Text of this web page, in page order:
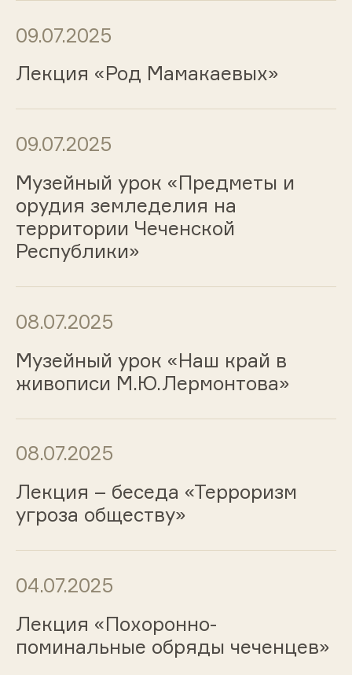
09.07.2025
Лекция «Род Мамакаевых»
09.07.2025
Музейный урок «Предметы и
орудия земледелия на
территории Чеченской
Республики»
08.07.2025
Музейный урок «Наш край в
живописи М.Ю.Лермонтова»
08.07.2025
Лекция – беседа «Терроризм
угроза обществу»
04.07.2025
Лекция «Похоронно-
поминальные обряды чеченцев»